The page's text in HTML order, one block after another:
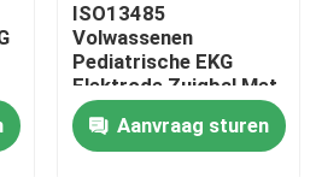
ISO13485
Volwassenen
Pediatrische EKG
Elektrode Zuigbal Met
Schroef Multi-Color
Universele 6
stuks/doos
Aanvraag sturen